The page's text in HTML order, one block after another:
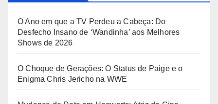
O Ano em que a TV Perdeu a Cabeça: Do
Desfecho Insano de ‘Wandinha’ aos Melhores
Shows de 2026
O Choque de Gerações: O Status de Paige e o
Enigma Chris Jericho na WWE